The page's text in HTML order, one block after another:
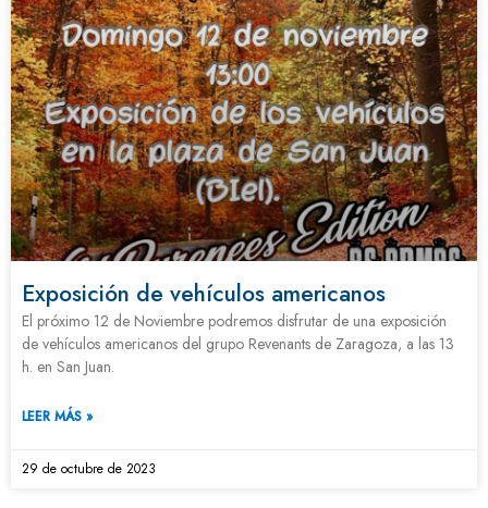
Exposición de vehículos americanos
El próximo 12 de Noviembre podremos disfrutar de una exposición
de vehículos americanos del grupo Revenants de Zaragoza, a las 13
h. en San Juan.
LEER MÁS »
29 de octubre de 2023